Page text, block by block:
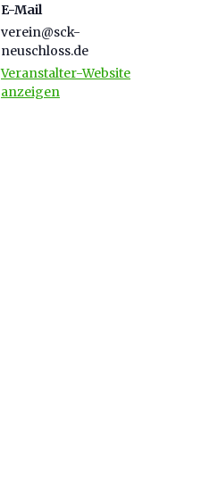
E-Mail
verein@sck-
neuschloss.de
Veranstalter-Website
anzeigen